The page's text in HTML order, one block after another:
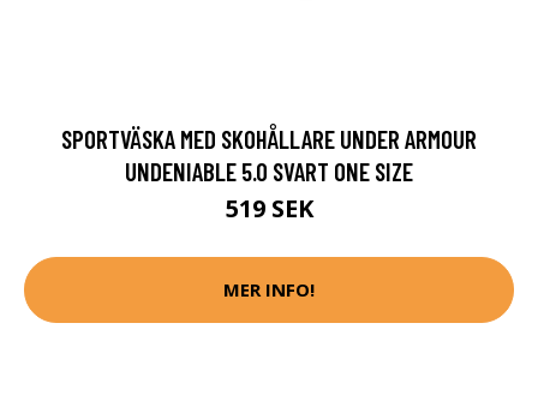
SPORTVÄSKA MED SKOHÅLLARE UNDER ARMOUR
UNDENIABLE 5.0 SVART ONE SIZE
519 SEK
MER INFO!